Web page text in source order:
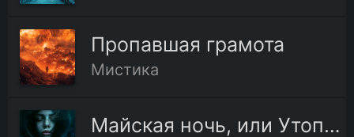
Пропавшая грамота
Мистика
Майская ночь, или Утопленница